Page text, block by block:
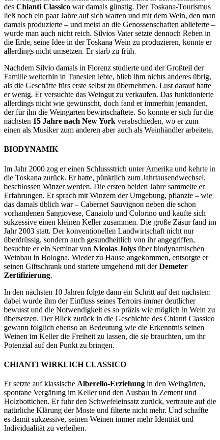
des Chianti Classico war damals günstig. Der Toskana-Tourismus
ließ noch ein paar Jahre auf sich warten und mit dem Wein, den man
damals produzierte – und meist an die Genossenschaften ablieferte –
wurde man auch nicht reich. Silvios Vater setzte dennoch Reben in
die Erde, seine Idee in der Toskana Wein zu produzieren, konnte er
allerdings nicht umsetzen. Er starb zu früh.
Nachdem Silvio damals in Florenz studierte und der Großteil der
Familie weiterhin in Tunesien lebte, blieb ihm nichts anderes übrig,
als die Geschäfte fürs erste selbst zu übernehmen. Lust darauf hatte
er wenig. Er versuchte das Weingut zu verkaufen. Das funktionierte
allerdings nicht wie gewünscht, doch fand er immerhin jemanden,
der für ihn die Weingarten bewirtschaftete. So konnte er sich für die
nächsten 15 Jahre nach New York verabschieden, wo er zum
einen als Musiker zum anderen aber auch als Weinhändler arbeitete.
BIODYNAMIK
Im Jahr 2000 zog er einen Schlussstrich unter Amerika und kehrte in
die Toskana zurück. Er hatte, pünktlich zum Jahrtausendwechsel,
beschlossen Winzer werden. Die ersten beiden Jahre sammelte er
Erfahrungen. Er sprach mit Winzern der Umgebung, pflanzte – wie
das damals üblich war – Cabernet Sauvignon neben die schon
vorhandenen Sangiovese, Canaiolo und Colorino und kaufte sich
sukzessive einen kleinen Keller zusammen. Die große Zäsur fand im
Jahr 2003 statt. Der konventionellen Landwirtschaft nicht nur
überdrüssig, sondern auch gesundheitlich von ihr angegriffen,
besuchte er ein Seminar von Nicolas Jolys über biodynamischen
Weinbau in Bologna. Wieder zu Hause angekommen, entsorgte er
seinen Giftschrank und startete umgehend mit derDemeter
Zertifizierung.
In den nächsten 10 Jahren folgte dann ein Schritt auf den nächsten:
dabei wurde ihm der Einfluss seines Terroirs immer deutlicher
bewusst und die Notwendigkeit es so präzis wie möglich in Wein zu
übersetzen. Der Blick zurück in die Geschichte des Chianti Classico
gewann folglich ebenso an Bedeutung wie die Erkenntnis seinen
Weinen im Keller die Freiheit zu lassen, die sie brauchten, um ihr
Potenzial auf den Punkt zu bringen.
CHIANTI WIRKLICH CLASSICO
Er setzte auf klassische Alberello-Erziehung in den Weingärten,
spontane Vergärung im Keller und den Ausbau in Zement und
Holzbottichen. Er fuhr den Schwefeleinsatz zurück, vertraute auf die
natürliche Klärung der Moste und filterte nicht mehr. Und schaffte
es damit sukzessive, seinen Weinen immer mehr Identität und
Individualität zu verleihen.